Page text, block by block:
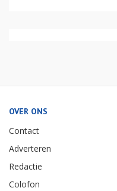
OVER ONS
Contact
Adverteren
Redactie
Colofon